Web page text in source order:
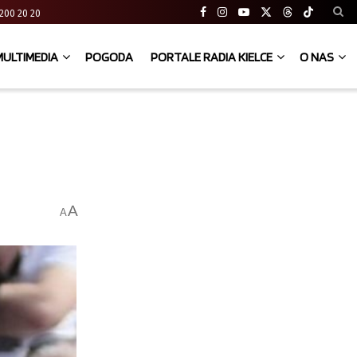
200 20 20
POGODA PORTALE RADIA KIELCE O NAS
AA